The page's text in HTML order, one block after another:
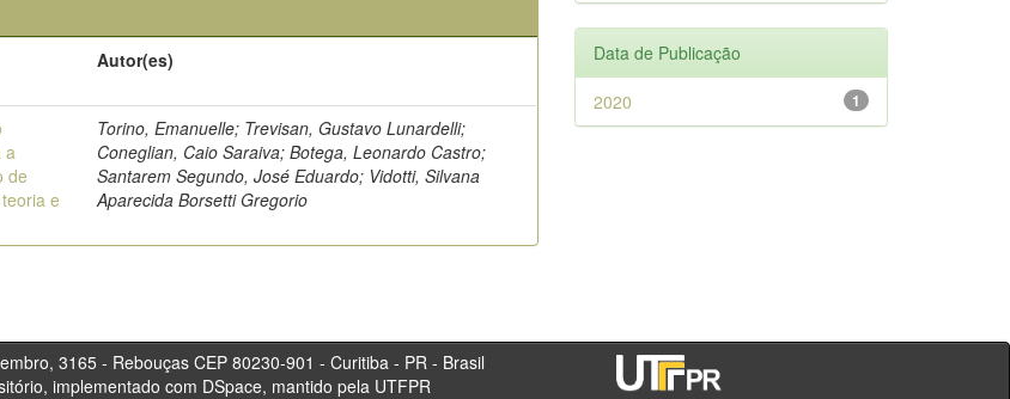
Autor(es)
a
de
e
Torino, Emanuelle; Trevisan, Gustavo Lunardelli;
Coneglian, Caio Saraiva; Botega, Leonardo Castro;
Santarem Segundo, José Eduardo; Vidotti, Silvana
Aparecida Borsetti Gregorio
Data de Publicação
1
2020
3165 - Rebouças CEP 80230-901 - Curitiba - PR - Brasil
implementado com DSpace, mantido pela UTFPR